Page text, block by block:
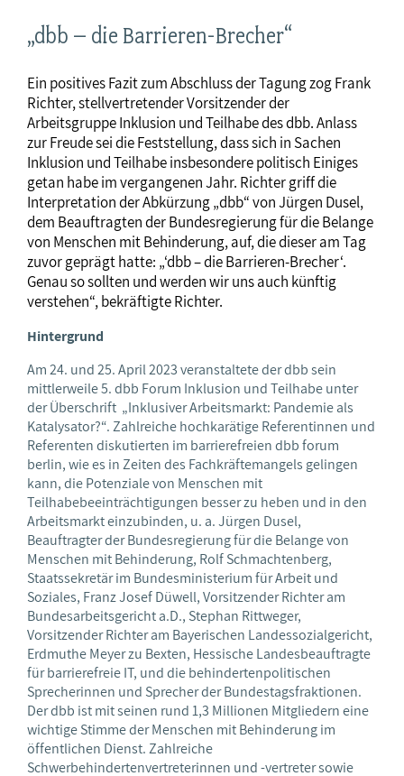
„dbb – die Barrieren-Brecher“
Ein positives Fazit zum Abschluss der Tagung zog Frank
Richter, stellvertretender Vorsitzender der
Arbeitsgruppe Inklusion und Teilhabe des dbb. Anlass
zur Freude sei die Feststellung, dass sich in Sachen
Inklusion und Teilhabe insbesondere politisch Einiges
getan habe im vergangenen Jahr. Richter griff die
Interpretation der Abkürzung „dbb“ von Jürgen Dusel,
dem Beauftragten der Bundesregierung für die Belange
von Menschen mit Behinderung, auf, die dieser am Tag
zuvor geprägt hatte: „‘dbb – die Barrieren-Brecher‘.
Genau so sollten und werden wir uns auch künftig
verstehen“, bekräftigte Richter.
Hintergrund
Am 24. und 25. April 2023 veranstaltete der dbb sein
mittlerweile 5. dbb Forum Inklusion und Teilhabe unter
der Überschrift „Inklusiver Arbeitsmarkt: Pandemie als
Katalysator?“. Zahlreiche hochkarätige Referentinnen und
Referenten diskutierten im barrierefreien dbb forum
berlin, wie es in Zeiten des Fachkräftemangels gelingen
kann, die Potenziale von Menschen mit
Teilhabebeeinträchtigungen besser zu heben und in den
Arbeitsmarkt einzubinden, u. a. Jürgen Dusel,
Beauftragter der Bundesregierung für die Belange von
Menschen mit Behinderung, Rolf Schmachtenberg,
Staatssekretär im Bundesministerium für Arbeit und
Soziales, Franz Josef Düwell, Vorsitzender Richter am
Bundesarbeitsgericht a.D., Stephan Rittweger,
Vorsitzender Richter am Bayerischen Landessozialgericht,
Erdmuthe Meyer zu Bexten, Hessische Landesbeauftragte
für barrierefreie IT, und die behindertenpolitischen
Sprecherinnen und Sprecher der Bundestagsfraktionen.
Der dbb ist mit seinen rund 1,3 Millionen Mitgliedern eine
wichtige Stimme der Menschen mit Behinderung im
öffentlichen Dienst. Zahlreiche
Schwerbehindertenvertreterinnen und -vertreter sowie